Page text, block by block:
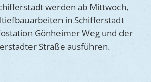
werden ab Mittwoch,
in Schifferstadt
Gönheimer Weg und der
Straße ausführen.